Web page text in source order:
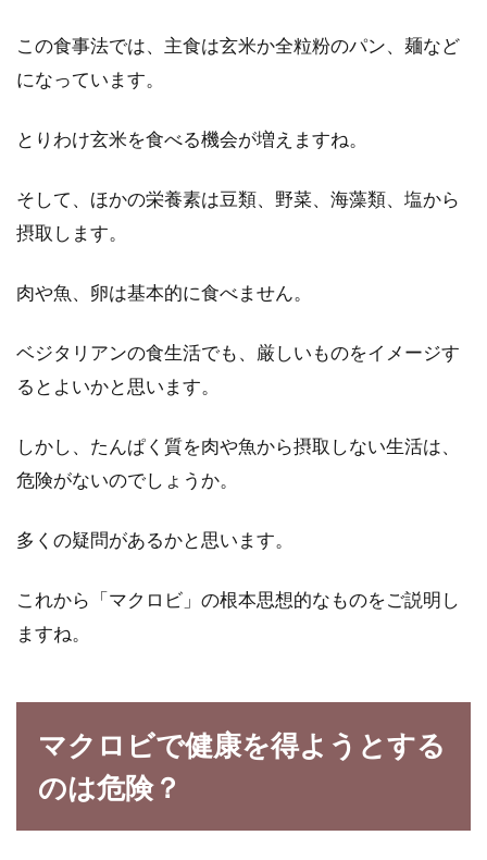
同じ「小麦粉」の分類に入る薄力粉や中力粉等
一歳半の食事の適量ってどのくらい
幼児食に移行する時期です。食べられるもの
がある？予防のための工夫
され、最近食卓に上ることも増えてきたのでは
れる米ぬかの効果って！？
玄米を精米したときに取れる米ぬかですが、米
ぬかは栄養価が高く、園芸などの肥料にも使う
この食事法では、主食は玄米か全粒粉のパン、麺など
になっています。
とりわけ玄米を食べる機会が増えますね。
そして、ほかの栄養素は豆類、野菜、海藻類、塩から
摂取します。
肉や魚、卵は基本的に食べません。
ベジタリアンの食生活でも、厳しいものをイメージす
るとよいかと思います。
しかし、たんぱく質を肉や魚から摂取しない生活は、
危険がないのでしょうか。
多くの疑問があるかと思います。
これから「マクロビ」の根本思想的なものをご説明し
ますね。
マクロビで健康を得ようとする
のは危険？